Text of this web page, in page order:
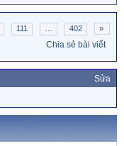
111 402 »
Chia sẻ bài viết
Sửa